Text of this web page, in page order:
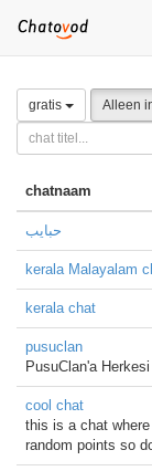
gratis Alleen
chatnaam
حبايب
kerala Malayalam
kerala chat
pusuclan
PusuClan'a
cool chat
this is a chat
random points so